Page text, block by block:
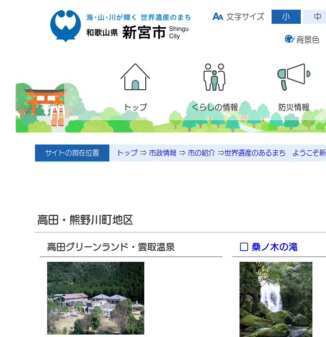
文字サイズ
小 中
背景色
トップ くらしの情報 防災情報
サイトの現在位置 トップ ⇒ 市政情報 ⇒ 市の紹介 ⇒世界遺産のあるまち ようこそ
高田・熊野川町地区
高田グリーンランド・雲取温泉 □ 桑ノ木の滝